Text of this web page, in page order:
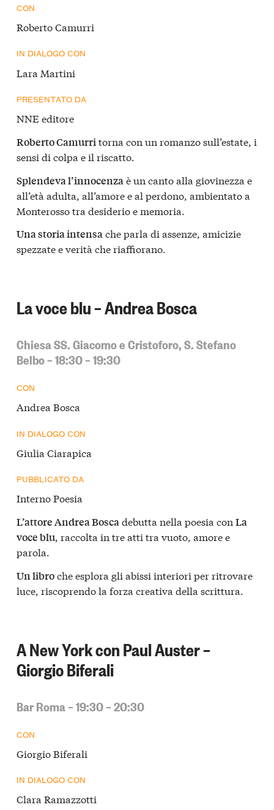
CON
Roberto Camurri
IN DIALOGO CON
Lara Martini
PRESENTATO DA
NNE editore
Roberto Camurritorna con un romanzo sull’estate, i
sensi di colpa e il riscatto.
Splendeva l’innocenza è un canto alla giovinezza e
all’età adulta, all’amore e al perdono, ambientato a
Monterosso tra desiderio e memoria.
Una storia intensache parla di assenze, amicizie
spezzate e verità che riaffiorano.
La voce blu – Andrea Bosca
Chiesa SS. Giacomo e Cristoforo, S. Stefano
Belbo – 18:30 – 19:30
CON
Andrea Bosca
IN DIALOGO CON
Giulia Ciarapica
PUBBLICATO DA
Interno Poesia
L’attore Andrea Boscadebutta nella poesia con La
voce blu, raccolta in tre atti tra vuoto, amore e
parola.
Un libroche esplora gli abissi interiori per ritrovare
luce, riscoprendo la forza creativa della scrittura.
A New York con Paul Auster –
Giorgio Biferali
Bar Roma – 19:30 – 20:30
CON
Giorgio Biferali
IN DIALOGO CON
Clara Ramazzotti